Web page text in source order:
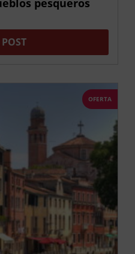
pesqueros
OFERTA